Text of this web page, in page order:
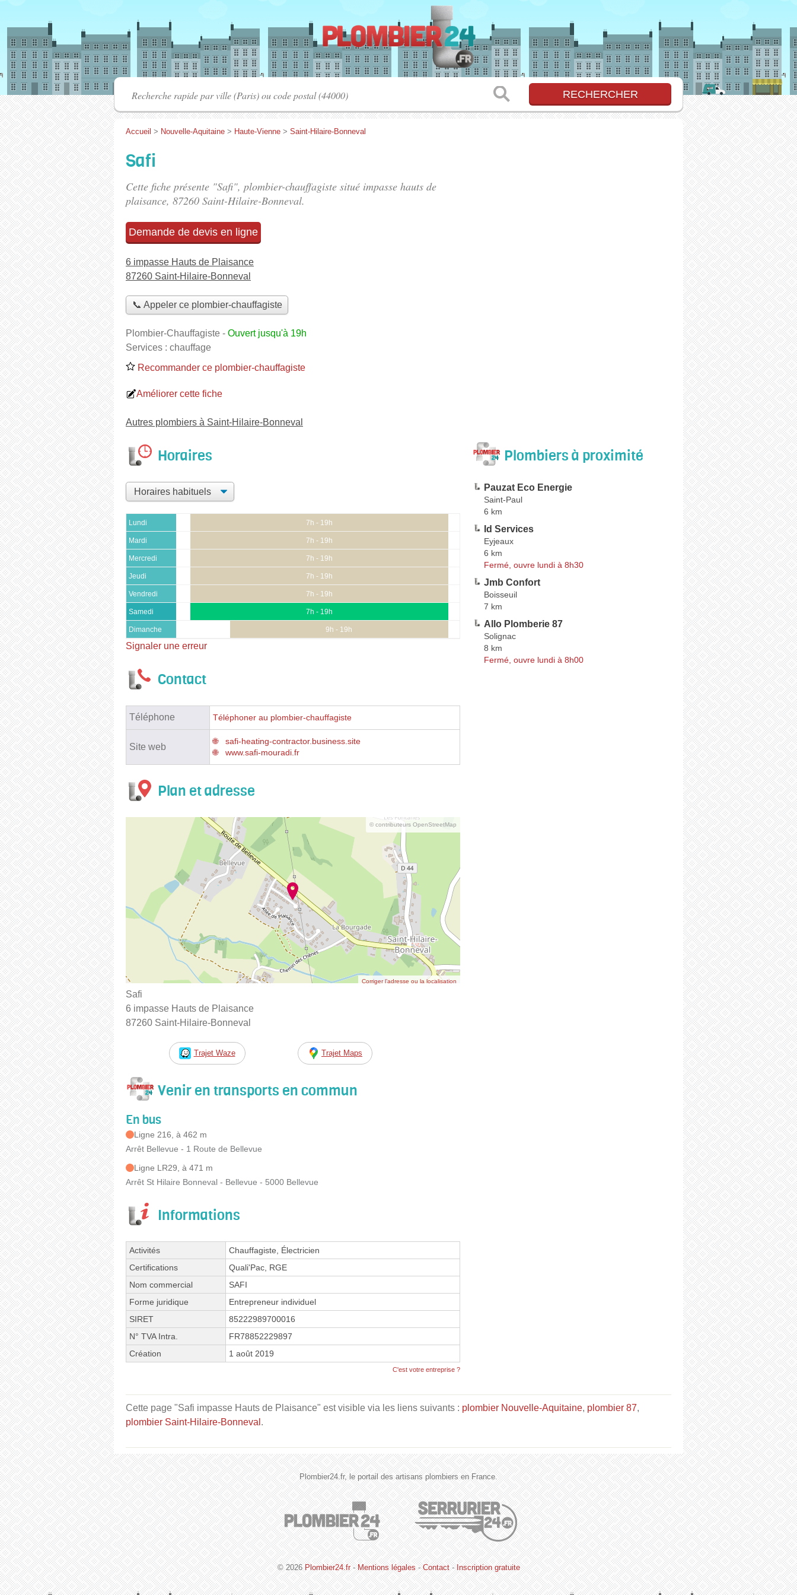
Accueil > Nouvelle-Aquitaine > Haute-Vienne > Saint-Hilaire-Bonneval
Safi
Cette fiche présente "Safi", plombier-chauffagiste situé impasse hauts de
plaisance, 87260 Saint-Hilaire-Bonneval.
Demande de devis en ligne
6 impasse Hauts de Plaisance
87260 Saint-Hilaire-Bonneval
📞 Appeler ce plombier-chauffagiste
Plombier-Chauffagiste - Ouvert jusqu'à 19h
Services : chauffage
Recommander ce plombier-chauffagiste
Améliorer cette fiche
Autres plombiers à Saint-Hilaire-Bonneval
Horaires
Lundi 7h - 19h
Mardi 7h - 19h
Mercredi 7h - 19h
Jeudi 7h - 19h
Vendredi 7h - 19h
Samedi 7h - 19h
Dimanche 9h - 19h
Signaler une erreur
Contact
Téléphone Téléphoner au plombier-chauffagiste
Site web
safi-heating-contractor.business.site
www.safi-mouradi.fr
Plan et adresse
© contributeurs OpenStreetMap
Corriger l’adresse ou la localisation
Safi
6 impasse Hauts de Plaisance
87260 Saint-Hilaire-Bonneval
Trajet Waze Trajet Maps
Venir en transports en commun
En bus
Ligne 216, à 462 m
Arrêt Bellevue - 1 Route de Bellevue
Ligne LR29, à 471 m
Arrêt St Hilaire Bonneval - Bellevue - 5000 Bellevue
Informations
Activités
Chauffagiste, Électricien
Certifications
Quali'Pac, RGE
Nom commercial
SAFI
Forme juridique
Entrepreneur individuel
SIRET
85222989700016
N° TVA Intra.
FR78852229897
Création
1 août 2019
C'est votre entreprise ?
Plombiers à proximité
Pauzat Eco Energie
Saint-Paul
6 km
Id Services
Eyjeaux
6 km
Fermé, ouvre lundi à 8h30
Jmb Confort
Boisseuil
7 km
Allo Plomberie 87
Solignac
8 km
Fermé, ouvre lundi à 8h00
Cette page "Safi impasse Hauts de Plaisance" est visible via les liens suivants : plombier Nouvelle-Aquitaine, plombier 87,
plombier Saint-Hilaire-Bonneval .
Plombier24.fr, le portail des artisans plombiers en France.
© 2026 Plombier24.fr - Mentions légales - Contact- Inscription gratuite